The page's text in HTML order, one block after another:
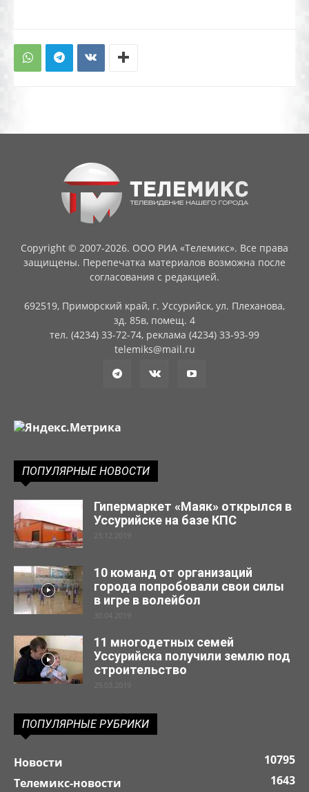
Copyright © 2007-2026. ООО РИА «Телемикс». Все права
защищены. Перепечатка материалов возможна после
согласования с редакцией.
692519, Приморский край, г. Уссурийск, ул. Плеханова,
зд. 85в, помещ. 4
тел. (4234) 33-72-74, реклама (4234) 33-93-99
telemiks@mail.ru
ПОПУЛЯРНЫЕ НОВОСТИ
Гипермаркет «Маяк» открылся в
Уссурийске на базе КПС
23.12.2019
10 команд от организаций
города попробовали свои силы
в игре в волейбол
30.04.2019
11 многодетных семей
Уссурийска получили землю под
строительство
29.03.2019
ПОПУЛЯРНЫЕ РУБРИКИ
Новости
10795
Телемикс-новости
1643